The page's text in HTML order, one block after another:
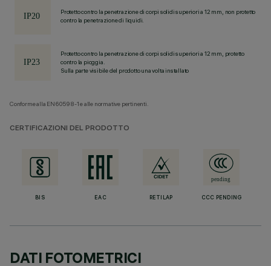
Protetto contro la penetrazione di corpi solidi superiori a 12 mm, non protetto
contro la penetrazione di liquidi.
Protetto contro la penetrazione di corpi solidi superiori a 12 mm, protetto
contro la pioggia.
Sulla parte visibile del prodotto una volta installato
Conforme alla EN60598-1 e alle normative pertinenti.
CERTIFICAZIONI DEL PRODOTTO
BIS EAC RETILAP CCC PENDING
DATI FOTOMETRICI